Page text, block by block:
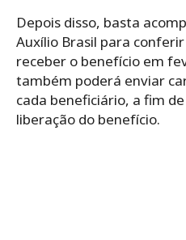
Depois disso, basta
Auxílio Brasil para
receber o benefício em
também poderá enviar
cada beneficiário, a fim
liberação do benefício.